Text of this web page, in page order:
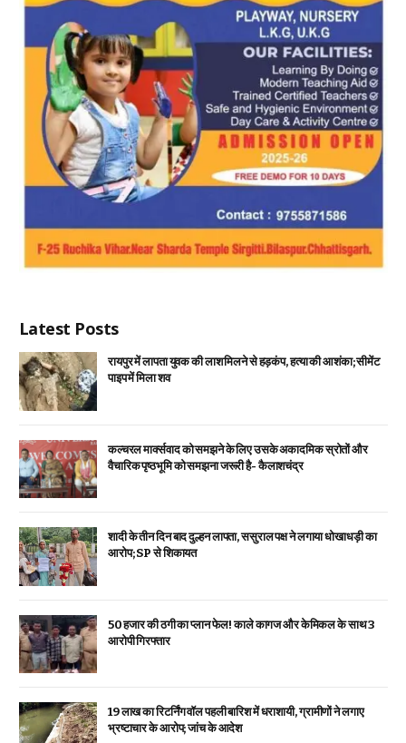
Latest Posts
रायपुर में लापता युवक की लाश मिलने से हड़कंप, हत्या की आशंका; सीमेंट
पाइप में मिला शव
कल्चरल मार्क्सवाद को समझने के लिए उसके अकादमिक स्रोतों और
वैचारिक पृष्ठभूमि को समझना जरूरी है- कैलाशचंद्र
शादी के तीन दिन बाद दुल्हन लापता, ससुराल पक्ष ने लगाया धोखाधड़ी का
आरोप; SP से शिकायत
₹50 हजार की ठगी का प्लान फेल! काले कागज और केमिकल के साथ 3
आरोपी गिरफ्तार
19 लाख का रिटर्निंग वॉल पहली बारिश में धराशायी, ग्रामीणों ने लगाए
भ्रष्टाचार के आरोप; जांच के आदेश